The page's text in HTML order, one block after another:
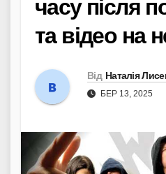
часу після
та відео на
Від Наталія
БЕР 13, 2025